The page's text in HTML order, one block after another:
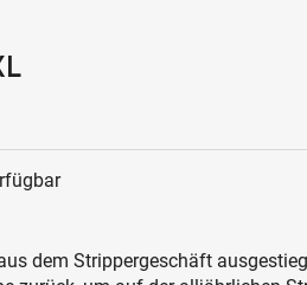
dem Strippergeschäft